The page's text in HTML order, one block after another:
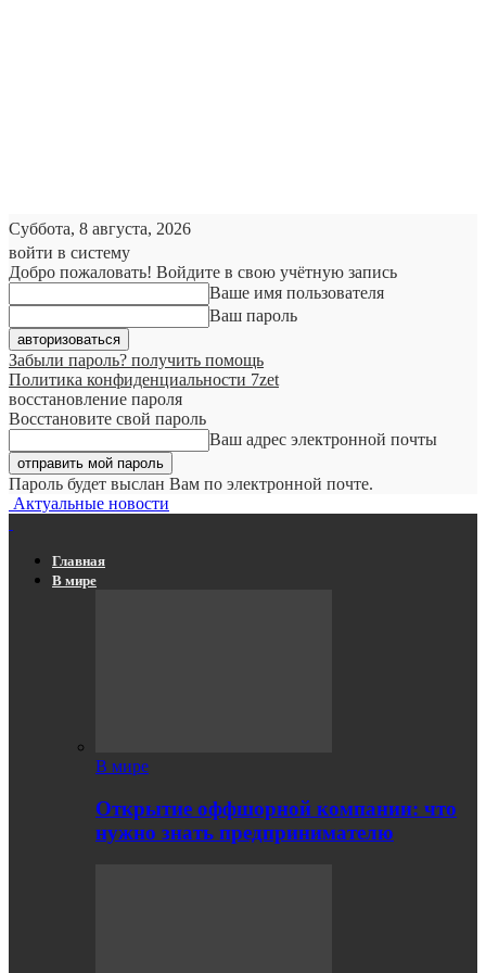
Суббота, 8 августа, 2026
войти в систему
Добро пожаловать! Войдите в свою учётную запись
Ваше имя пользователя
Ваш пароль
Забыли пароль? получить помощь
Политика конфиденциальности 7zet
восстановление пароля
Восстановите свой пароль
Ваш адрес электронной почты
Пароль будет выслан Вам по электронной почте.
Актуальные новости
Главная
В мире
В мире
Открытие оффшорной компании: что
нужно знать предпринимателю